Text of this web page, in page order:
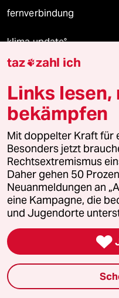
fernverbindung
klima update°
Mauerecho
Freie Rede
Newsletter
team zukunft
taz frisch
taz zahl ich
taz zahl ich
Links lesen,
bekämpfen
Mit doppelter Kraft für
Besonders jetzt
Rechtsextremismus
Daher gehen 50
Neuanmeldungen an
eine Kampagne, die
und Jugendorte
